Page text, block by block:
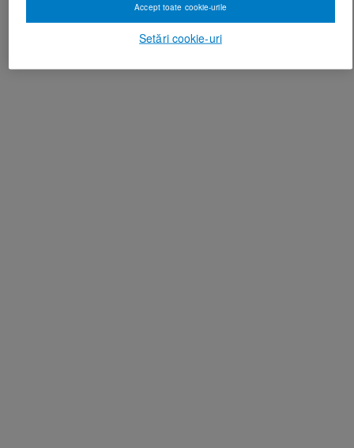
Setări cookie-uri
Accept toate cookie-urile